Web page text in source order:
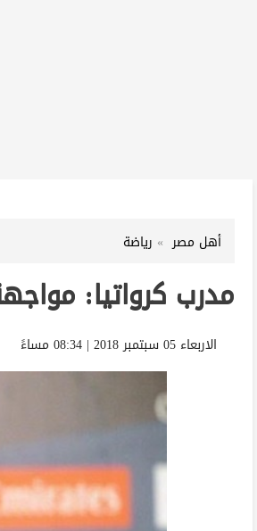
أهل مصر رياضة
مدرب كرواتيا:
الاربعاء 05 سبتمبر 2018 | 08:34 مساءً